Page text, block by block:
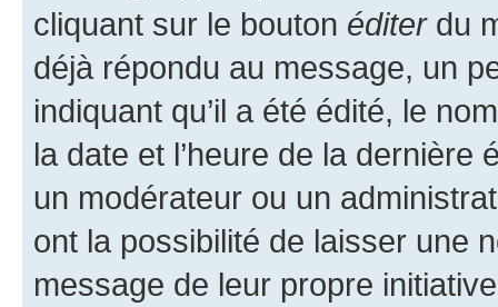
cliquant sur le bouton éditerdu
déjà répondu au message, un
indiquant qu’il a été édité, le
la date et l’heure de la dernière
un modérateur ou un
ont la possibilité de laisser une
message de leur propre